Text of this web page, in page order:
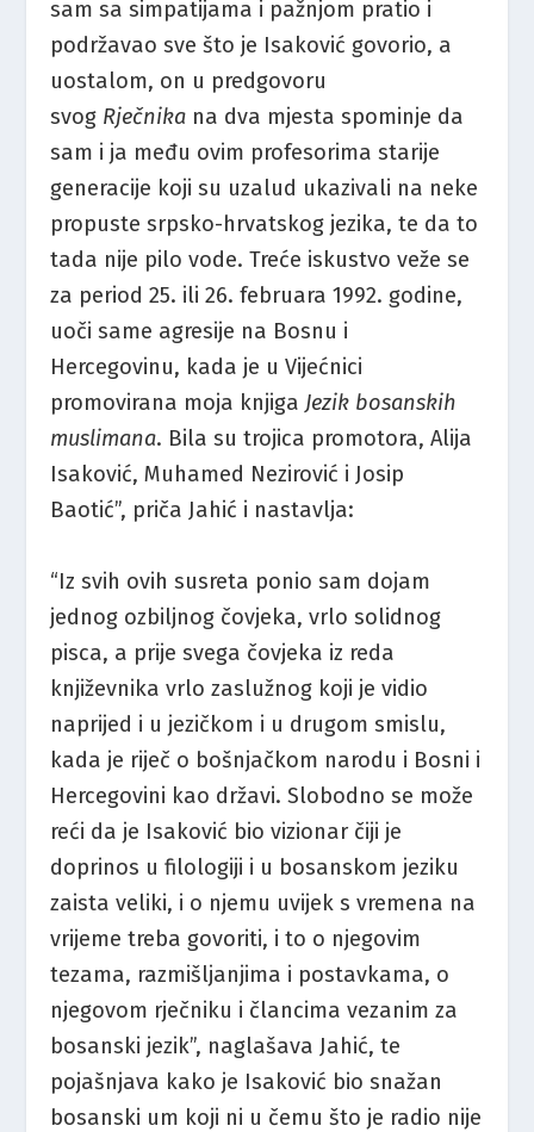
sam sa simpatijama i pažnjom pratio i
podržavao sve što je Isaković govorio, a
uostalom, on u predgovoru
svog Rječnika na dva mjesta spominje da
sam i ja među ovim profesorima starije
generacije koji su uzalud ukazivali na neke
propuste srpsko-hrvatskog jezika, te da to
tada nije pilo vode. Treće iskustvo veže se
za period 25. ili 26. februara 1992. godine,
uoči same agresije na Bosnu i
Hercegovinu, kada je u Vijećnici
promovirana moja knjiga Jezik bosanskih
muslimana. Bila su trojica promotora, Alija
Isaković, Muhamed Nezirović i Josip
Baotić”, priča Jahić i nastavlja:
“Iz svih ovih susreta ponio sam dojam
jednog ozbiljnog čovjeka, vrlo solidnog
pisca, a prije svega čovjeka iz reda
književnika vrlo zaslužnog koji je vidio
naprijed i u jezičkom i u drugom smislu,
kada je riječ o bošnjačkom narodu i Bosni i
Hercegovini kao državi. Slobodno se može
reći da je Isaković bio vizionar čiji je
doprinos u filologiji i u bosanskom jeziku
zaista veliki, i o njemu uvijek s vremena na
vrijeme treba govoriti, i to o njegovim
tezama, razmišljanjima i postavkama, o
njegovom rječniku i člancima vezanim za
bosanski jezik”, naglašava Jahić, te
pojašnjava kako je Isaković bio snažan
bosanski um koji ni u čemu što je radio nije